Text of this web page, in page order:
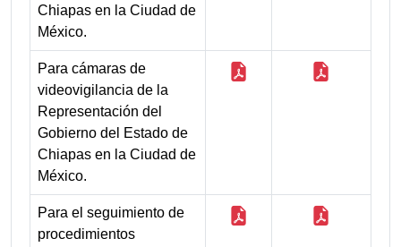
Chiapas en la Ciudad de
México.
Para cámaras de
videovigilancia de la
Representación del
Gobierno del Estado de
Chiapas en la Ciudad de
México.
Para el seguimiento de
procedimientos